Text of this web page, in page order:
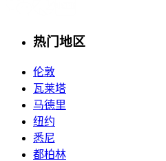
热门地区
伦敦
瓦莱塔
马德里
纽约
悉尼
都柏林